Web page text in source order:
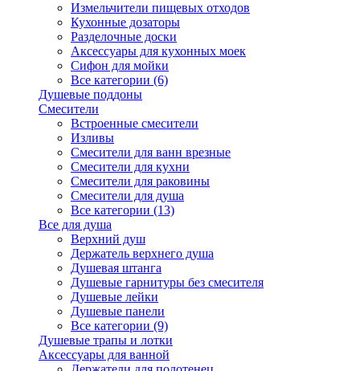
Измельчители пищевых отходов
Кухонные дозаторы
Разделочные доски
Аксессуары для кухонных моек
Сифон для мойки
Все категории (6)
Душевые поддоны
Смесители
Встроенные смесители
Изливы
Смесители для ванн врезные
Смесители для кухни
Смесители для раковины
Смесители для душа
Все категории (13)
Все для душа
Верхний душ
Держатель верхнего душа
Душевая штанга
Душевые гарнитуры без смесителя
Душевые лейки
Душевые панели
Все категории (9)
Душевые трапы и лотки
Аксессуары для ванной